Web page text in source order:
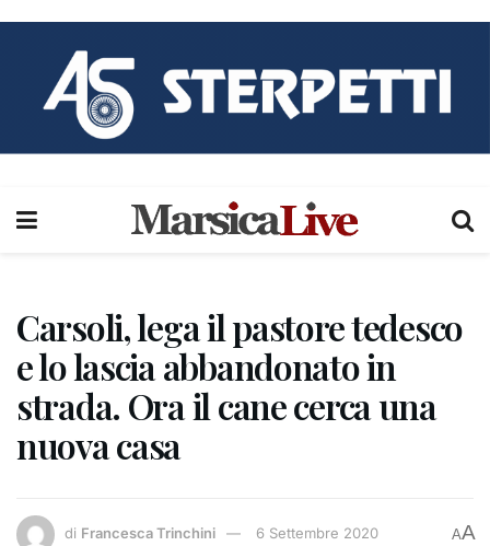
Carsoli, lega il pastore tedesco
e lo lascia abbandonato in
strada. Ora il cane cerca una
nuova casa
di Francesca Trinchini 6 Settembre 2020 AA